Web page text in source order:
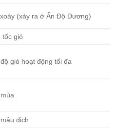
(xảy ra ở Ấn Độ Dương)
tốc gió
gió hoạt động tối đa
dịch